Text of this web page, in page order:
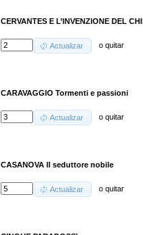
CERVANTES E L’INVENZIONE DEL
Actualizar oquitar
CARAVAGGIO Tormenti e passioni
Actualizar oquitar
CASANOVA Il seduttore nobile
Actualizar oquitar